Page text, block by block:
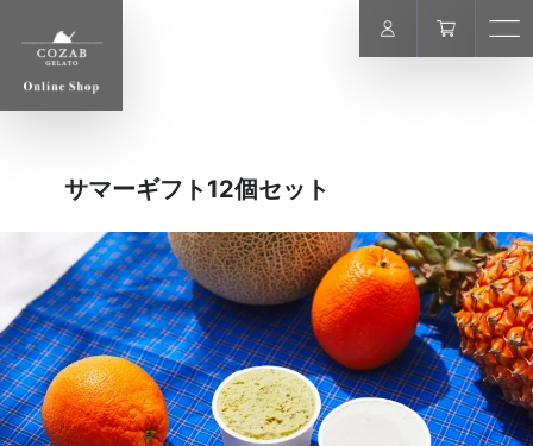
COZAB GELATO ONLINE USER
サマーギフト12個セット